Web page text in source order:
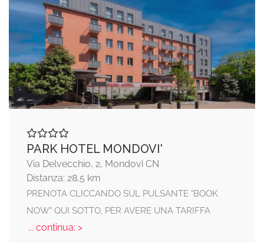
PARK HOTEL MONDOVI'
Via Delvecchio, 2, Mondovì CN
Distanza: 28,5 km
PRENOTA CLICCANDO SUL PULSANTE "BOOK
NOW" QUI SOTTO, PER AVERE UNA TARIFFA
... continua: >